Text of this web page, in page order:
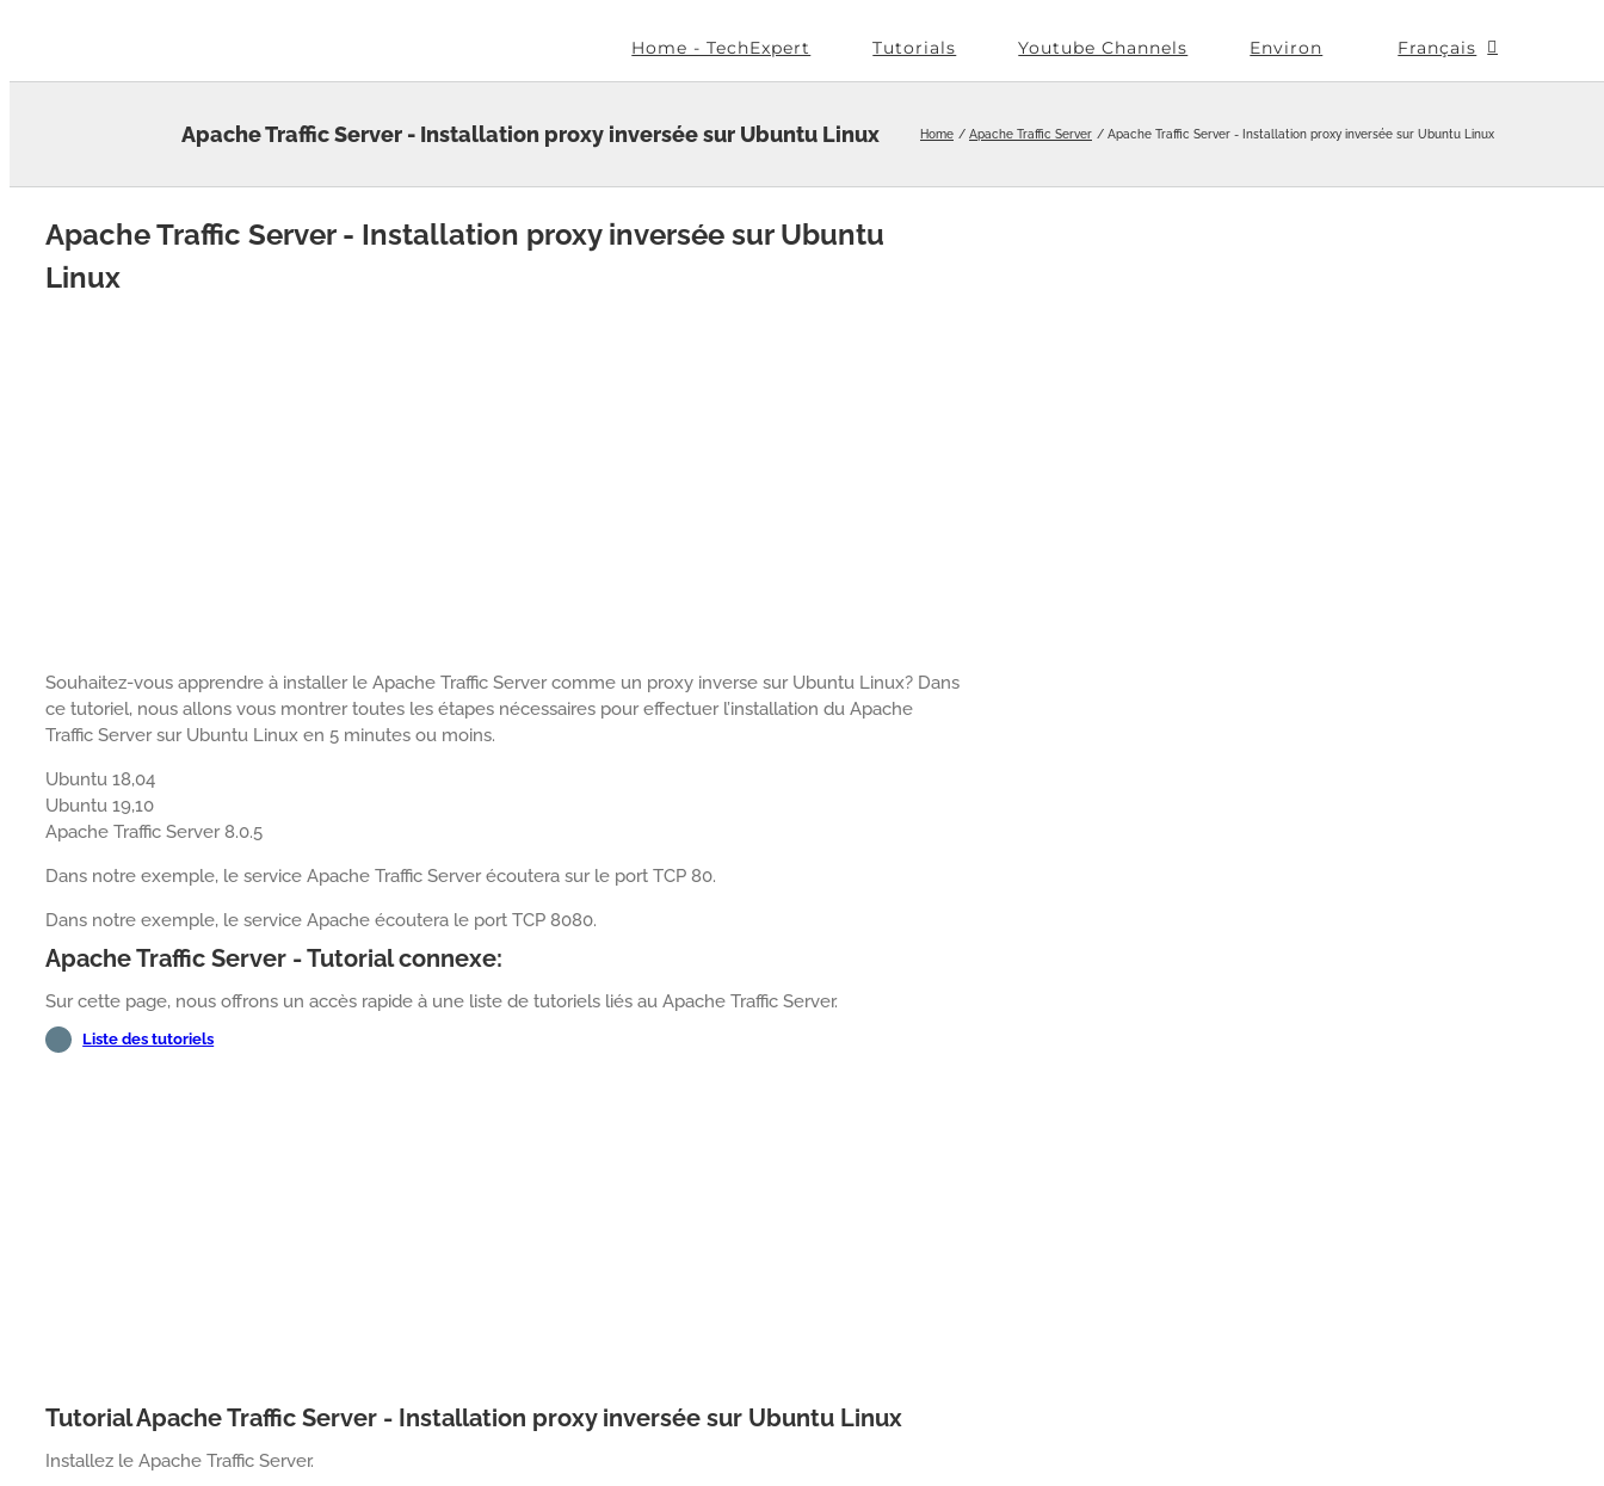
Home - TechExpert Tutorials Youtube Channels Environ Français
Apache Traffic Server - Installation proxy inversée sur Ubuntu Linux Home Apache Traffic Server Apache Traffic Server - Installation proxy inversée sur Ubuntu Linux
Apache Traffic Server - Installation proxy inversée sur Ubuntu
Linux
Souhaitez-vous apprendre à installer le Apache Traffic Server comme un proxy inverse sur Ubuntu Linux? Dans
ce tutoriel, nous allons vous montrer toutes les étapes nécessaires pour effectuer l’installation du Apache
Traffic Server sur Ubuntu Linux en 5 minutes ou moins.
Ubuntu 18,04
Ubuntu 19,10
Apache Traffic Server 8.0.5
Dans notre exemple, le service Apache Traffic Server écoutera sur le port TCP 80.
Dans notre exemple, le service Apache écoutera le port TCP 8080.
Apache Traffic Server - Tutorial connexe:
Sur cette page, nous offrons un accès rapide à une liste de tutoriels liés au Apache Traffic Server.
Liste des tutoriels
Tutorial Apache Traffic Server - Installation proxy inversée sur Ubuntu Linux
Installez le Apache Traffic Server.